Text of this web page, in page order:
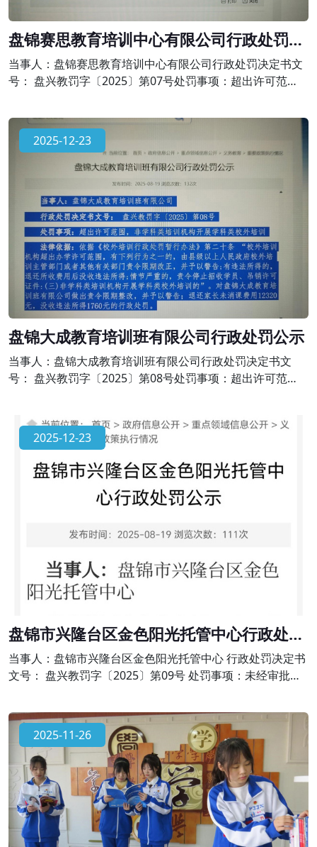
盘锦赛思教育培训中心有限公司行政处罚公
示
当事人：盘锦赛思教育培训中心有限公司行政处罚决定书文
号： 盘兴教罚字〔2025〕第07号处罚事项：超出许可范
《校外培训行政处罚暂行办法》第二十条 “校外培训机构超
出办学许可范围，有下列行为之一的，由县级以上人民政府
校外培训主管部门或者其他有关部门责令限期改正，并予以
警告;有违法所得的，退还所收费用后没收违法所得;情节严重
的，责令停止招收学员、吊销
2025-12-23
盘锦大成教育培训班有限公司行政处罚公示
当事人：盘锦大成教育培训班有限公司行政处罚决定书文
号： 盘兴教罚字〔2025〕第08号处罚事项：超出许可范
出办学许可范围，有下列行为之一的，由县级以上人民政府
校外培训主管部门或者其他有关部门责令限期改正，并予以
警告;有违法所得的，退还所收费用后没收违法所得;情节严重
的，责令停止招收学员、吊销许
2025-12-23
盘锦市兴隆台区金色阳光托管中心行政处罚
公示
当事人：盘锦市兴隆台区金色阳光托管中心 行政处罚决定书
文号： 盘兴教罚字〔2025〕第09号 处罚事项：未经审批擅
民共和国民办教育促进法》第六十四条、《校外培训行政处
罚暂行办法》第十七条的规定。对金色阳光托管中心作出责
令停止举办学科类培训，并予以警告;退还家长未消课费用
980元并处以2940元的罚款。
2025-11-26